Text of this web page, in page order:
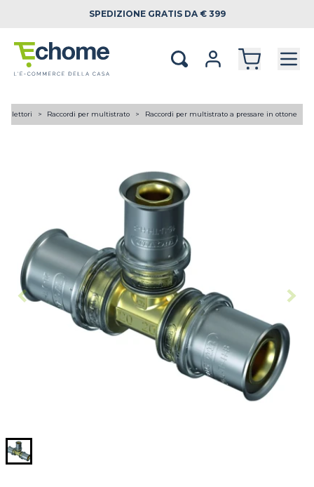
SPEDIZIONE GRATIS DA € 399
collettori Raccordi per multistrato Raccordi per multistrato a pressare in ottone